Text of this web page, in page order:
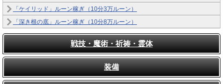
「ケイリッド」ルーン稼ぎ（10分3万ルーン）
「深き根の底」ルーン稼ぎ（10分8万ルーン）
戦技・魔術・祈祷・霊体
装備